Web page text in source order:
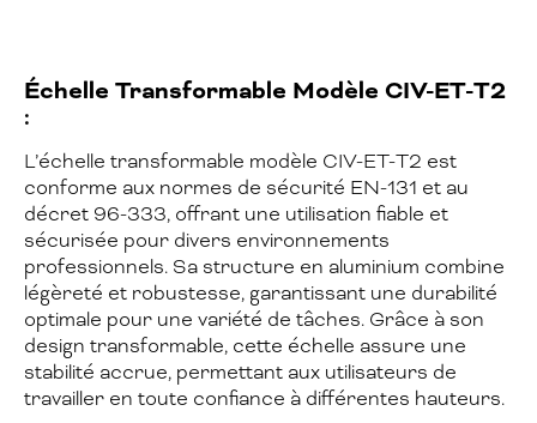
Échelle Transformable Modèle CIV-ET-T2
:
L’échelle transformable modèle CIV-ET-T2 est
conforme aux normes de sécurité EN-131 et au
décret 96-333, offrant une utilisation fiable et
sécurisée pour divers environnements
professionnels. Sa structure en aluminium combine
légèreté et robustesse, garantissant une durabilité
optimale pour une variété de tâches. Grâce à son
design transformable, cette échelle assure une
stabilité accrue, permettant aux utilisateurs de
travailler en toute confiance à différentes hauteurs.